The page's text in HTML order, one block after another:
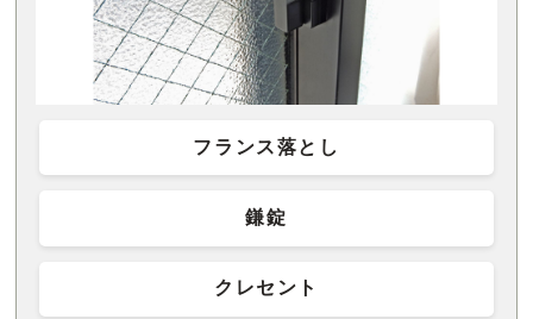
フランス落とし
鎌錠
クレセント